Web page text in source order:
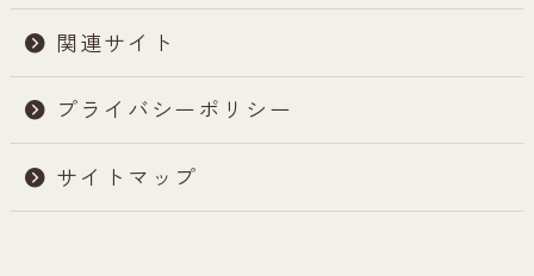
関連サイト
プライバシーポリシー
サイトマップ